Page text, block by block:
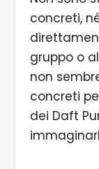
concreti,
gruppo o
non
concreti
dei Daft